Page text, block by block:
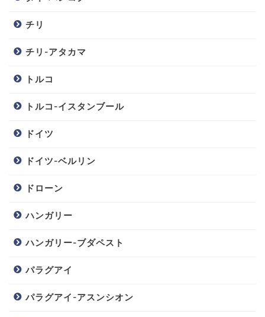
チリ
チリ-アタカマ
トルコ
トルコ-イスタンブール
ドイツ
ドイツ-ベルリン
ドローン
ハンガリー
ハンガリー-ブダペスト
パラグアイ
パラグアイ-アスンシオン